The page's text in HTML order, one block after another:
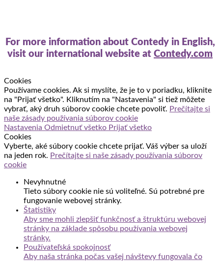
For more information about Contedy in English,
visit our international website at Contedy.com
Cookies
Používame cookies. Ak si myslíte, že je to v poriadku, kliknite
na "Prijať všetko". Kliknutím na "Nastavenia" si tiež môžete
vybrať, aký druh súborov cookie chcete povoliť. Prečítajte si
naše zásady používania súborov cookie
Nastavenia Odmietnuť všetko Prijať všetko
Cookies
Vyberte, aké súbory cookie chcete prijať. Váš výber sa uloží
na jeden rok. Prečítajte si naše zásady používania súborov
cookie
Nevyhnutné
Tieto súbory cookie nie sú voliteľné. Sú potrebné pre
fungovanie webovej stránky.
Štatistiky
Aby sme mohli zlepšiť funkčnosť a štruktúru webovej
stránky na základe spôsobu používania webovej
stránky.
Používateľská spokojnosť
Aby naša stránka počas vašej návštevy fungovala čo